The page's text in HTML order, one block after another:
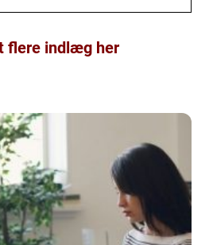
flere indlæg her